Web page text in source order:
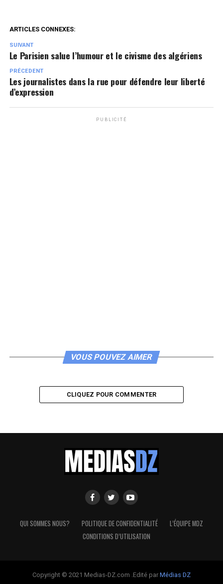
ARTICLES CONNEXES:
SUIVANT
Le Parisien salue l’humour et le civisme des algériens
PRÉCEDENT
Les journalistes dans la rue pour défendre leur liberté
d’expression
PUBLICITÉ
VOUS POUVEZ AIMER
CLIQUEZ POUR COMMENTER
QUI SOMMES NOUS? POLITIQUE DE CONFIDENTIALITÉ
L’ÉQUIPE MDZ
CONDITIONS D’UTILISATION
Copyright © 2021 Medias-DZ.com .Edité par Médias DZ